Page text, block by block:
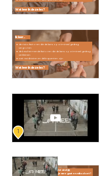
Wat leer ik deze les?
Wat leer ik deze les?
de risicofactoren die de kans op crimineel gedrag
vergroten
de beschermende factoren die de kans op crimineel gedrag
verkleinen
wat recidivisten en delinquenten zijn
Ik leer...
1
Wat vind jij:
ben je schuldig als je mee gaat en niks doet?
Wat vind jij:
ben je schuldig als je mee gaat en niks doet?